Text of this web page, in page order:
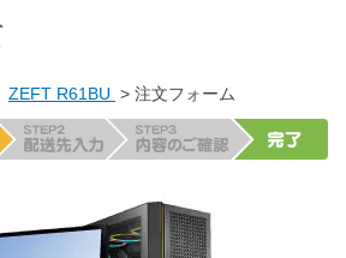
ZEFT R61BU > 注文フォーム